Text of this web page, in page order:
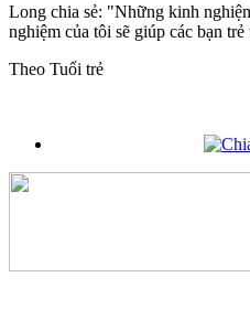
Long chia sẻ: "Những kinh
nghiệm của tôi sẽ giúp các bạn
Theo Tuổi trẻ